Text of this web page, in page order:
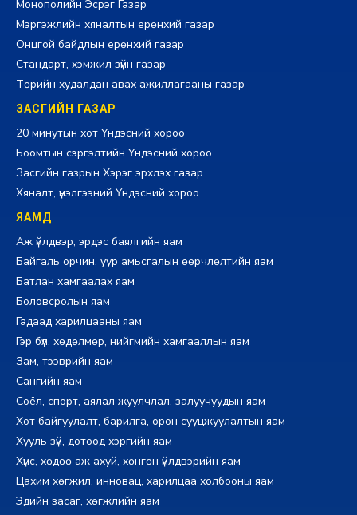
Монополийн Эсрэг Газар
Мэргэжлийн хяналтын ерөнхий газар
Онцгой байдлын ерөнхий газар
Стандарт, хэмжил зүйн газар
Төрийн худалдан авах ажиллагааны газар
ЗАСГИЙН ГАЗАР
20 минутын хот Үндэсний хороо
Боомтын сэргэлтийн Үндэсний хороо
Засгийн газрын Хэрэг эрхлэх газар
Хяналт, үнэлгээний Үндэсний хороо
ЯАМД
Аж үйлдвэр, эрдэс баялгийн яам
Байгаль орчин, уур амьсгалын өөрчлөлтийн яам
Батлан хамгаалах яам
Боловсролын яам
Гадаад харилцааны яам
Гэр бүл, хөдөлмөр, нийгмийн хамгааллын яам
Зам, тээврийн яам
Сангийн яам
Соёл, спорт, аялал жуулчлал, залуучуудын яам
Хот байгуулалт, барилга, орон сууцжуулалтын яам
Хууль зүй, дотоод хэргийн яам
Хүнс, хөдөө аж ахуй, хөнгөн үйлдвэрийн яам
Цахим хөгжил, инновац, харилцаа холбооны яам
Эдийн засаг, хөгжлийн яам